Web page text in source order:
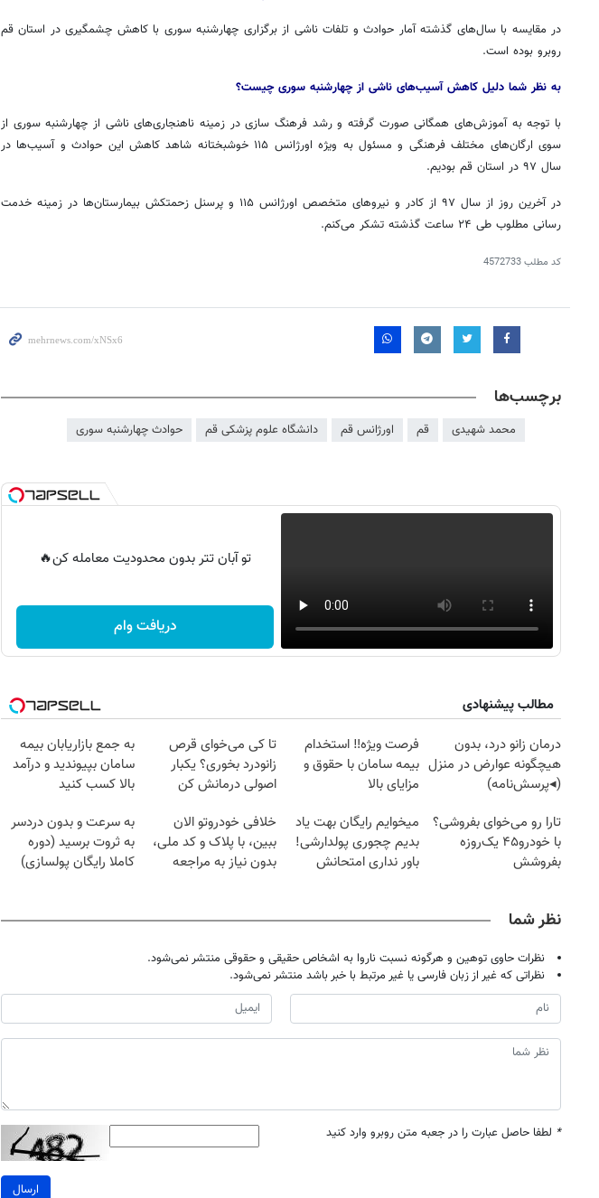
در مقایسه با سال‌های گذشته آمار حوادث و تلفات ناشی از برگزاری چهارشنبه سوری با کاهش چشمگیری در استان قم
روبرو بوده است.
به نظر شما دلیل کاهش آسیب‌های ناشی از چهارشنبه سوری چیست؟
با توجه به آموزش‌های همگانی صورت گرفته و رشد فرهنگ سازی در زمینه ناهنجاری‌های ناشی از چهارشنبه سوری از
سوی ارگان‌های مختلف فرهنگی و مسئول به ویژه اورژانس ۱۱۵ خوشبختانه شاهد کاهش این حوادث و آسیب‌ها در
سال ۹۷ در استان قم بودیم.
در آخرین روز از سال ۹۷ از کادر و نیروهای متخصص اورژانس ۱۱۵ و پرسنل زحمتکش بیمارستان‌ها در زمینه خدمت
رسانی مطلوب طی ۲۴ ساعت گذشته تشکر می‌کنم.
کد مطلب4572733
برچسب‌ها
محمد شهیدی قم اورژانس قم دانشگاه علوم پزشکی قم حوادث چهارشنبه سوری
تو آبان تتر بدون محدودیت معامله کن🔥
دریافت وام
مطالب پیشنهادی
درمان زانو درد، بدون
هیچگونه عوارض در منزل
(◂پرسش‌نامه)
فرصت ویژه‼️ استخدام
بیمه سامان با حقوق و
مزایای بالا
تا کی می‌خوای قرص
زانودرد بخوری؟ یکبار
اصولی درمانش کن
به جمع بازاریابان بیمه
سامان بپیوندید و درآمد
بالا کسب کنید
تارا رو می‌خوای بفروشی؟
با خودرو۴۵ یک‌روزه
بفروشش
میخوایم رایگان بهت یاد
بدیم چجوری پولدارشی!
باور نداری امتحانش
خلافی خودروتو الان
ببین، با پلاک و کد ملی،
بدون نیاز به مراجعه
به سرعت و بدون دردسر
به ثروت برسید (دوره
کاملا رایگان پولسازی)
نظر شما
نظرات حاوی توهین و هرگونه نسبت ناروا به اشخاص حقیقی و حقوقی منتشر نمی‌شود.
نظراتی که غیر از زبان فارسی یا غیر مرتبط با خبر باشد منتشر نمی‌شود.
* لطفا حاصل عبارت را در جعبه متن روبرو وارد کنید
ارسال